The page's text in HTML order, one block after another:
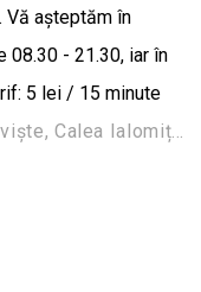
Vă așteptăm în
08.30 - 21.30, iar în
5 lei / 15 minute
Complexul Turistic de Natație Târgoviște, Calea Ialomiței, Târgoviște, România